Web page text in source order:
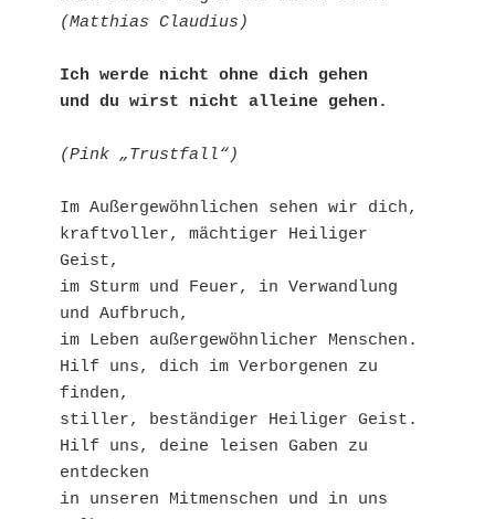
(Matthias Claudius)
Ich werde nicht ohne dich gehen
(Pink „Trustfall“)
Im Außergewöhnlichen sehen wir dich,
kraftvoller, mächtiger Heiliger
Geist,
im Sturm und Feuer, in Verwandlung
und Aufbruch,
im Leben außergewöhnlicher Menschen.
Hilf uns, dich im Verborgenen zu
finden,
stiller, beständiger Heiliger Geist.
Hilf uns, deine leisen Gaben zu
entdecken
in unseren Mitmenschen und in uns